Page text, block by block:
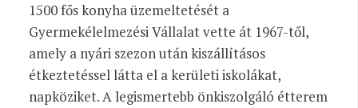
1500 fős konyha üzemeltetését a
Gyermekélelmezési Vállalat vette át 1967-től,
amely a nyári szezon után kiszállításos
étkeztetéssel látta el a kerületi iskolákat,
napköziket. A legismertebb önkiszolgáló étterem